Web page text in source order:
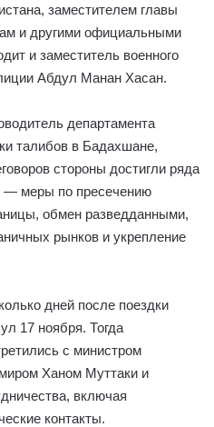
заместителем главы
и другими официальными
и заместитель военного
Абдул Манан Хасан.
департамента
талибов в Бадахшане,
стороны достигли ряда
— меры по пресечению
обмен разведданными,
рынков и укрепление
дней после поездки
17 ноября. Тогда
с министром
Ханом Муттаки и
включая
контакты.